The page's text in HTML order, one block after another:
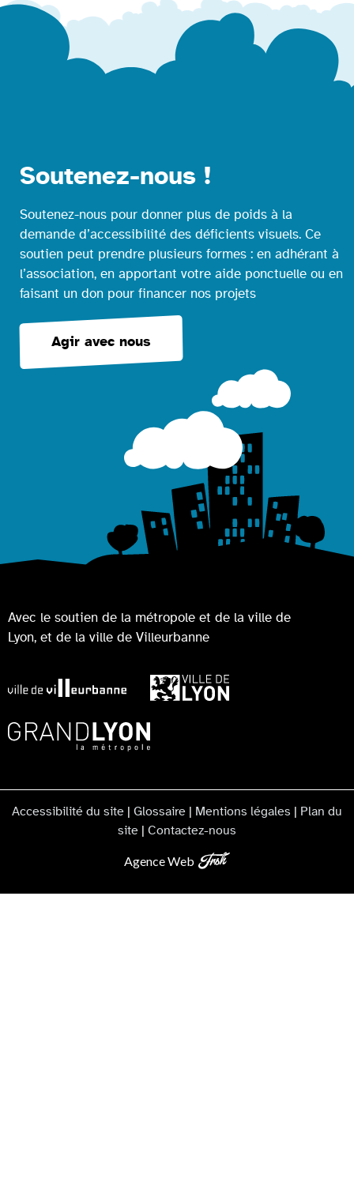
Soutenez-nous !
Soutenez-nous pour donner plus de poids à la
demande d’accessibilité des déficients visuels. Ce
soutien peut prendre plusieurs formes : en adhérant à
l’association, en apportant votre aide ponctuelle ou en
faisant un don pour financer nos projets
Agir avec nous
Avec le soutien de la métropole et de la ville de
Lyon, et de la ville de Villeurbanne
Accessibilité du site Glossaire Mentions légales
Plan du
site
Contactez-nous
Agence Web